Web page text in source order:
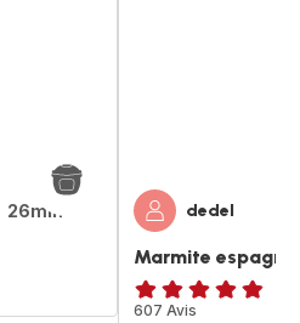
26min dedel
Marmite
ratings.4.8
607 Avis